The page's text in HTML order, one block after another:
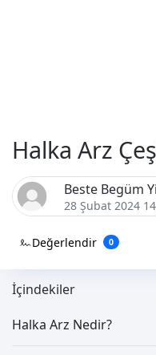
Halka Arz
Beste Begüm
28 Şubat 2024
Değerlendir 0
İçindekiler
Halka Arz Nedir?